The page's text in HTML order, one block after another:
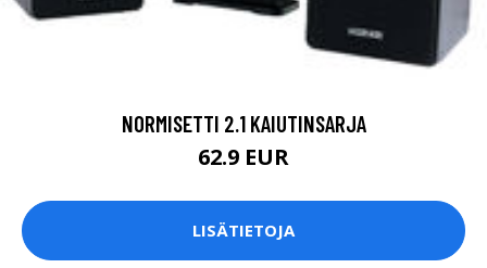
NORMISETTI 2.1 KAIUTINSARJA
62.9 EUR
LISÄTIETOJA